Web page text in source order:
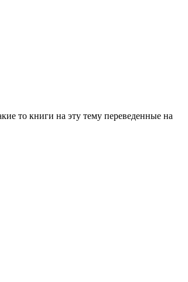
то книги на эту тему переведенные на